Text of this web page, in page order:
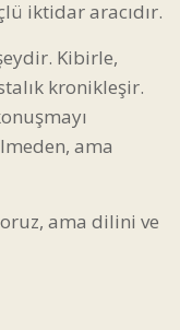
iktidar aracıdır.
Kibirle,
kronikleşir.
ama
ama dilini ve